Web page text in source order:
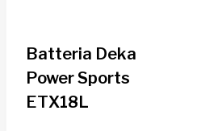
Batteria Deka
Power Sports
ETX18L